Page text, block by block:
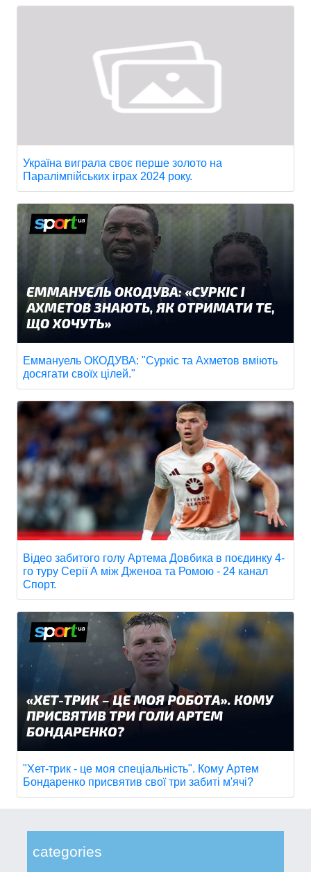
categories
Україна виграла своє перше золото на
Паралімпійських іграх 2024 року.
Еммануель ОКОДУВА: "Суркіс та Ахметов вміють
досягати своїх цілей."
Відео забитого голу Артема Довбика в поєдинку 4-
го туру Серії А між Дженоа та Ромою - 24 канал
Спорт.
"Хет-трик - це моя спеціальність". Кому Артем
Бондаренко присвятив свої три забиті м'ячі?